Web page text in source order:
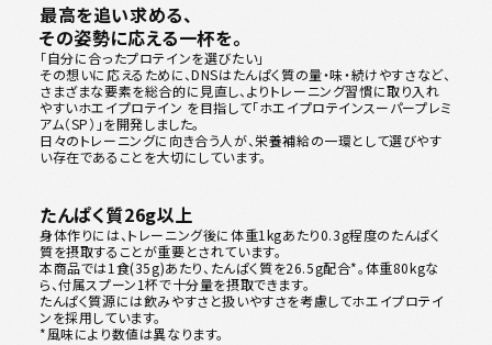
最高を追い求める、
その姿勢に応える一杯を。
「自分に合ったプロテインを選びたい」
その想いに応えるために、DNSはたんぱく質の量・味・続けやすさなど、
さまざまな要素を総合的に見直し、よりトレーニング習慣に取り入れ
やすいホエイプロテイン を目指して「ホエイプロテインスーパープレミ
アム（SP）」を開発しました。
日々のトレーニングに向き合う人が、栄養補給の一環として選びやす
い存在であることを大切にしています。
たんぱく質26g以上
身体作りには、トレーニング後に体重1kgあたり0.3g程度のたんぱく
質を摂取することが重要とされています。
本商品では1食(35g)あたり、たんぱく質を26.5g配合*。体重80kgな
ら、付属スプーン1杯で十分量を摂取できます。
たんぱく質源には飲みやすさと扱いやすさを考慮してホエイプロテイ
ンを採用しています。
*風味により数値は異なります。